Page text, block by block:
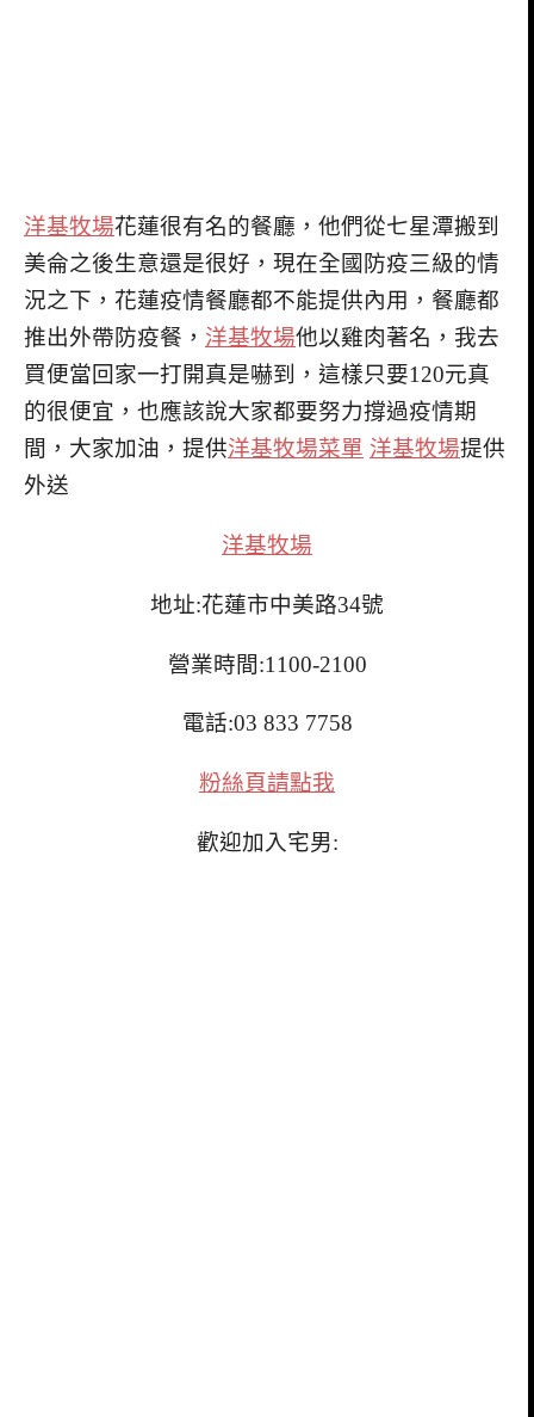
洋基牧場花蓮很有名的餐廳，他們從七星潭搬到
美侖之後生意還是很好，現在全國防疫三級的情
況之下，花蓮疫情餐廳都不能提供內用，餐廳都
推出外帶防疫餐， 洋基牧場他以雞肉著名，我去
買便當回家一打開真是嚇到，這樣只要120元真
的很便宜，也應該說大家都要努力撐過疫情期
間，大家加油，提供洋基牧場菜單 洋基牧場提供
外送
洋基牧場
地址:花蓮市中美路34號
營業時間:1100-2100
電話:03 833 7758
粉絲頁請點我
歡迎加入宅男: